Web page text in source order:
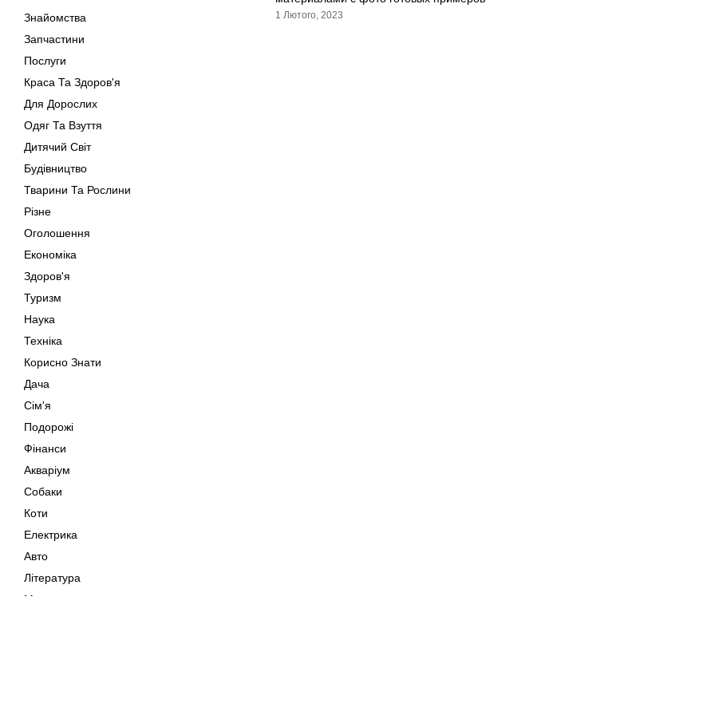
Знайомства
Запчастини
Послуги
Краса Та Здоров'я
Для Дорослих
Одяг Та Взуття
Дитячий Світ
Будівництво
Тварини Та Рослини
Різне
Оголошення
Економіка
Здоров'я
Туризм
Наука
Техніка
Корисно Знати
Дача
Сім'я
Подорожі
Фінанси
Акваріум
Собаки
Коти
Електрика
Авто
Література
Музика
1 Лютого, 2023